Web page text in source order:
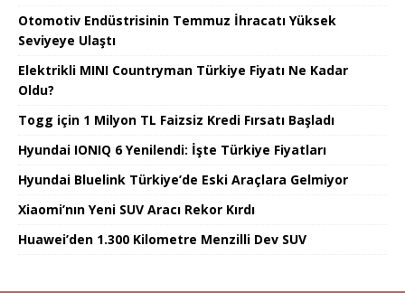
Otomotiv Endüstrisinin Temmuz İhracatı Yüksek
Seviyeye Ulaştı
Elektrikli MINI Countryman Türkiye Fiyatı Ne Kadar
Oldu?
Togg için 1 Milyon TL Faizsiz Kredi Fırsatı Başladı
Hyundai IONIQ 6 Yenilendi: İşte Türkiye Fiyatları
Hyundai Bluelink Türkiye’de Eski Araçlara Gelmiyor
Xiaomi’nın Yeni SUV Aracı Rekor Kırdı
Huawei’den 1.300 Kilometre Menzilli Dev SUV